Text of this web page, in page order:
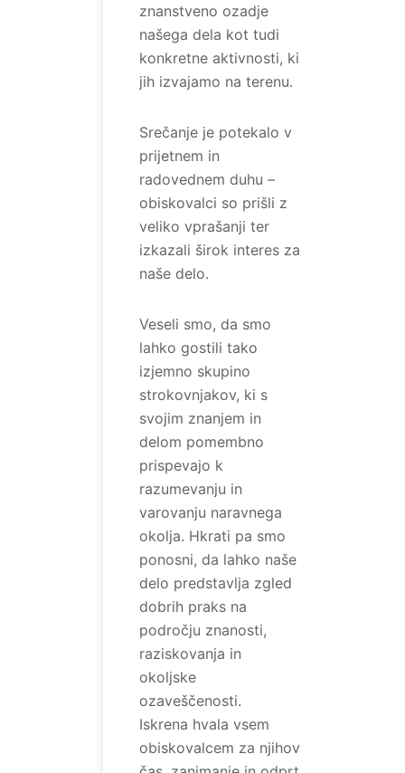
znanstveno ozadje
našega dela kot tudi
konkretne aktivnosti, ki
jih izvajamo na terenu.
Srečanje je potekalo v
prijetnem in
radovednem duhu –
obiskovalci so prišli z
veliko vprašanji ter
izkazali širok interes za
naše delo.
Veseli smo, da smo
lahko gostili tako
izjemno skupino
strokovnjakov, ki s
svojim znanjem in
delom pomembno
prispevajo k
razumevanju in
varovanju naravnega
okolja. Hkrati pa smo
ponosni, da lahko naše
delo predstavlja zgled
dobrih praks na
področju znanosti,
raziskovanja in
okoljske
ozaveščenosti.
Iskrena hvala vsem
obiskovalcem za njihov